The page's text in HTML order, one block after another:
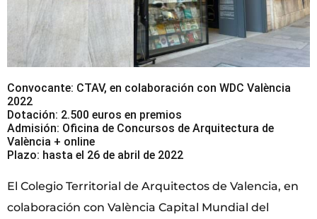
Convocante: CTAV, en colaboración con WDC València
2022
Dotación: 2.500 euros en premios
Admisión: Oficina de Concursos de Arquitectura de
València + online
Plazo: hasta el 26 de abril de 2022
El Colegio Territorial de Arquitectos de Valencia, en
colaboración con València Capital Mundial del